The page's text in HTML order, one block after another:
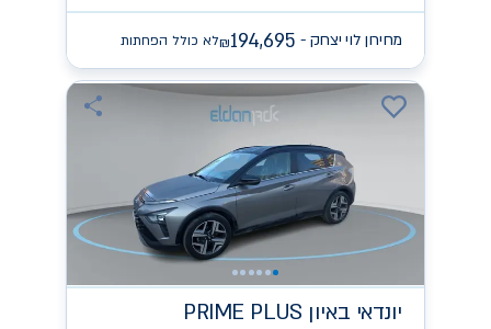
מחירון לוי יצחק - ₪194,695 לא כולל הפחתות
יונדאי PRIME PLUS באיון